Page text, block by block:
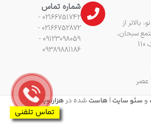
بالاتر از
سبحان،
شماره تماس
02166751742 -
02166752872 -
09123098059 -
09389881186
و سئو سایت| هاست شده درهزارنویس
تماس تلفنی